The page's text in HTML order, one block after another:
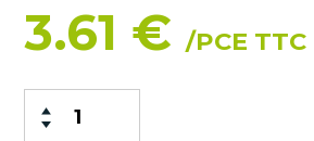
3.61 €/PCE TTC